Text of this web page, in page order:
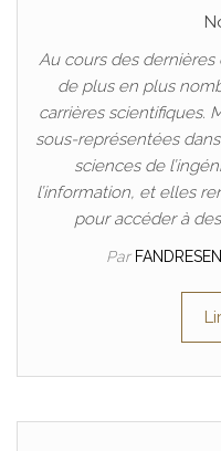
Au cours des
de plus en plus
carrières scientifiques.
sous-représentées
sciences de
l’information, et elles
pour accéder à
Par